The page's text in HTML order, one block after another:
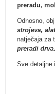
preradu,
Odnosno,
strojeva,
natječaja za
preradi drva.
Sve detaljne